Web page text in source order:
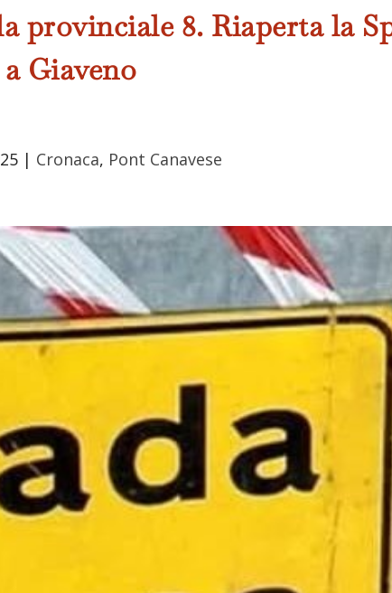
provinciale 8. Riaperta la
a Giaveno
| Cronaca, Pont Canavese